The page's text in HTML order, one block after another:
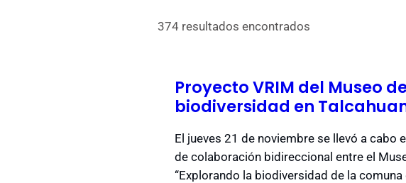
374 resultados encontrados
Proyecto VRIM del Museo
biodiversidad en
El jueves 21 de noviembre se llevó a
de colaboración bidireccional entre el
“Explorando la biodiversidad de la